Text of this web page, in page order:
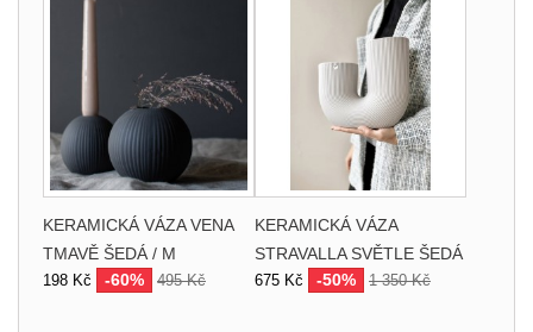
KERAMICKÁ VÁZA VENA
TMAVĚ ŠEDÁ / M
198 Kč -60% 495 Kč
KERAMICKÁ VÁZA
STRAVALLA SVĚTLE ŠEDÁ
675 Kč -50% 1 350 Kč